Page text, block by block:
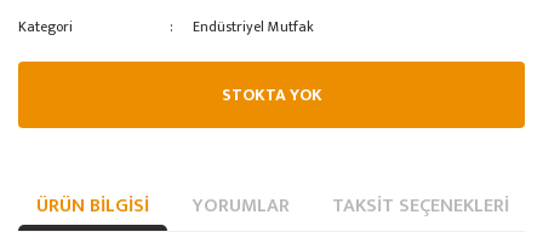
Kategori Endüstriyel Mutfak
STOKTA YOK
ÜRÜN BILGISI YORUMLAR TAKSIT SEÇENEKLERI